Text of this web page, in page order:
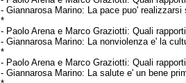
-Giannarosa Marino: La pace puo'
*
- Paolo Arena e Marco Graziotti:Quali
-Giannarosa Marino: La nonviolenza e' la
*
- Paolo Arena e Marco Graziotti:Quali
-Giannarosa Marino: La salute e' un bene